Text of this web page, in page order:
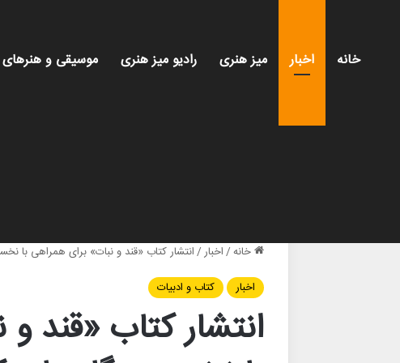
خانه اخبار میز هنری رادیو میز هنری موسیقی و
خانه/اخبار/انتشار کتاب «قند و نبات» برای همراهی با
اخبار
کتاب و ادبیات
انتشار کتاب «قند